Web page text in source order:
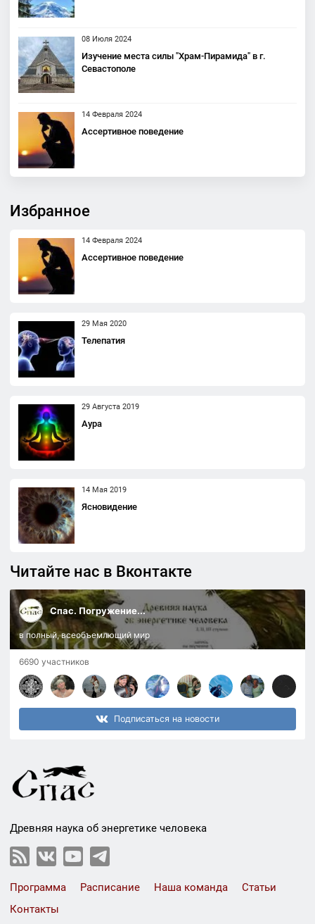
08 Июля 2024
Изучение места силы "Храм-Пирамида" в г.
Севастополе
14 Февраля 2024
Ассертивное поведение
Избранное
14 Февраля 2024
Ассертивное поведение
29 Мая 2020
Телепатия
29 Августа 2019
Аура
14 Мая 2019
Ясновидение
Читайте нас в Вконтакте
Спас. Погружение...
в полный, всеобъемлющий мир
6690 участников
Подписаться на новости
Древняя наука об энергетике человека
Программа Расписание Наша команда
Статьи
Контакты